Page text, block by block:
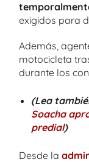
exigidos para
Además,
motocicleta
durante los
(Lea
Soacha
predial)
Desde la